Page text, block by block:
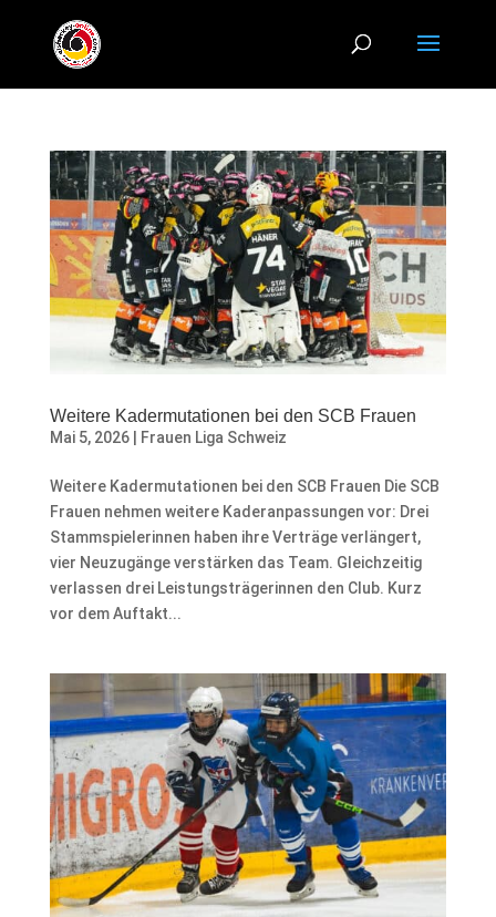
Weitere Kadermutationen bei den SCB Frauen
Mai 5, 2026| Frauen Liga Schweiz
Weitere Kadermutationen bei den SCB Frauen Die SCB
Frauen nehmen weitere Kaderanpassungen vor: Drei
Stammspielerinnen haben ihre Verträge verlängert,
vier Neuzugänge verstärken das Team. Gleichzeitig
verlassen drei Leistungsträgerinnen den Club. Kurz
vor dem Auftakt...